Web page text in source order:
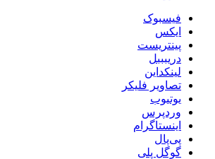
فیسبوک
ایکس
پینتریست
دریبببل
لینکداین
تصاویر فلیکر
یوتیوب
وردپرس
اینستاگرام
پی‌پال
گوگل پلی